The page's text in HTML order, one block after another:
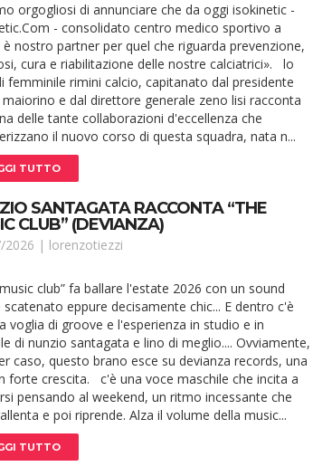
orgogliosi di annunciare che da oggi isokinetic -
- consolidato centro medico sportivo a
è nostro partner per quel che riguarda prevenzione,
cura e riabilitazione delle nostre calciatrici». lo
femminile rimini calcio, capitanato dal presidente
maiorino e dal direttore generale zeno lisi racconta
delle tante collaborazioni d'eccellenza che
il nuovo corso di questa squadra, nata n...
TUTTO
SANTAGATA RACCONTA “THE
CLUB” (DEVIANZA)
2026 | lorenzotiezzi
club” fa ballare l'estate 2026 con un sound
scatenato eppure decisamente chic... E dentro c'è
voglia di groove e l'esperienza in studio e in
di nunzio santagata e lino di meglio.... Ovviamente,
caso, questo brano esce su devianza records, una
forte crescita. c'è una voce maschile che incita a
pensando al weekend, un ritmo incessante che
e poi riprende. Alza il volume della music...
TUTTO